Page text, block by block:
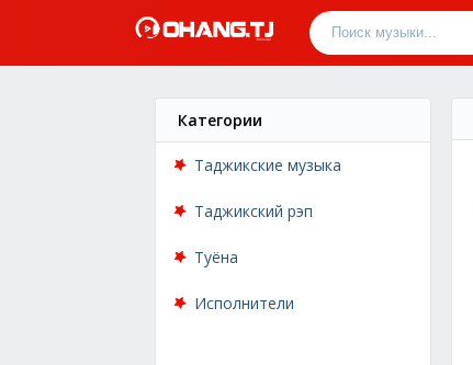
Категории
Таджикские музыка
Таджикский рэп
Туёна
Исполнители